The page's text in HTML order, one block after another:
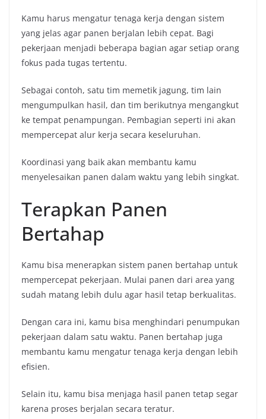
Kamu harus mengatur tenaga kerja dengan sistem
yang jelas agar panen berjalan lebih cepat. Bagi
pekerjaan menjadi beberapa bagian agar setiap orang
fokus pada tugas tertentu.
Sebagai contoh, satu tim memetik jagung, tim lain
mengumpulkan hasil, dan tim berikutnya mengangkut
ke tempat penampungan. Pembagian seperti ini akan
mempercepat alur kerja secara keseluruhan.
Koordinasi yang baik akan membantu kamu
menyelesaikan panen dalam waktu yang lebih singkat.
Terapkan Panen
Bertahap
Kamu bisa menerapkan sistem panen bertahap untuk
mempercepat pekerjaan. Mulai panen dari area yang
sudah matang lebih dulu agar hasil tetap berkualitas.
Dengan cara ini, kamu bisa menghindari penumpukan
pekerjaan dalam satu waktu. Panen bertahap juga
membantu kamu mengatur tenaga kerja dengan lebih
efisien.
Selain itu, kamu bisa menjaga hasil panen tetap segar
karena proses berjalan secara teratur.